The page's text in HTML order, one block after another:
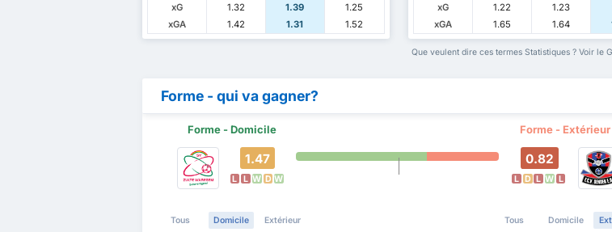
xG
1.32 1.39
1.25
xGA
1.42 1.31 1.52
xG
1.22 1.23
xGA
1.65 1.64
Que veulent dire ces termes Statistiques ? Voir le
Forme - qui va gagner?
Forme - Domicile Forme - Extérieur
1.47
L L W D W
Tous Domicile Extérieur
0.82
L D L W L
Tous Domicile